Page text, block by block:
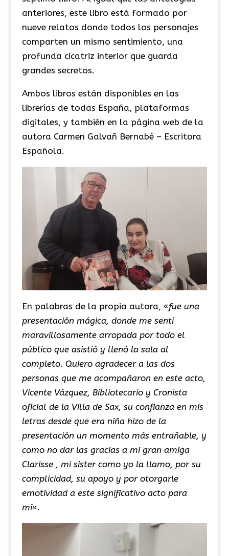
anteriores, este libro está formado por
nueve relatos donde todos los personajes
comparten un mismo sentimiento, una
profunda cicatriz interior que guarda
grandes secretos.
Ambos libros están disponibles en las
librerías de todas España, plataformas
digitales, y también en la página web de la
autora Carmen Galvañ Bernabé – Escritora
Española.
En palabras de la propia autora, «fue una
presentación mágica, donde me sentí
maravillosamente arropada por todo el
público que asistió y llenó la sala al
completo. Quiero agradecer a las dos
personas que me acompañaron en este acto,
Vicente Vázquez, Bibliotecario y Cronista
oficial de la Villa de Sax, su confianza en mis
letras desde que era niña hizo de la
presentación un momento más entrañable, y
como no dar las gracias a mi gran amiga
Clarisse , mi sister como yo la llamo, por su
complicidad, su apoyo y por otorgarle
emotividad a este significativo acto para
mí«.